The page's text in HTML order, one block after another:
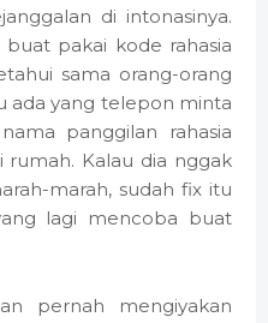
di intonasinya.
pakai kode rahasia
sama orang-orang
ada yang telepon minta
panggilan rahasia
Kalau dia nggak
marah, sudah fix itu
lagi mencoba buat
pernah mengiyakan